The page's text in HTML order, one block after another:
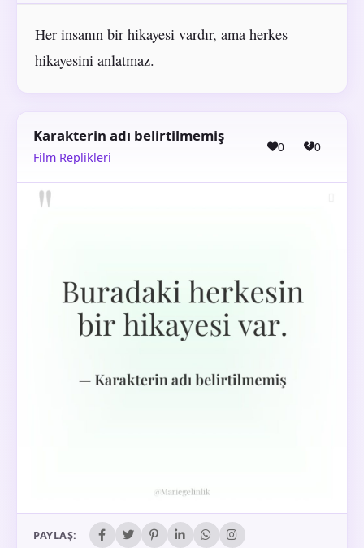
Her insanın bir hikayesi vardır, ama herkes
hikayesini anlatmaz.
Karakterin adı belirtilmemiş
Film Replikleri
0 0
PAYLAŞ: